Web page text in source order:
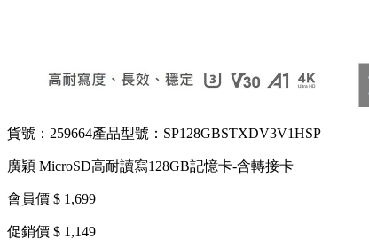
貨號：259664產品型號：SP128GBSTXDV3V1HSP
廣穎 MicroSD高耐讀寫128GB記憶卡-含轉接卡
會員價 $ 1,699
促銷價 $ 1,149